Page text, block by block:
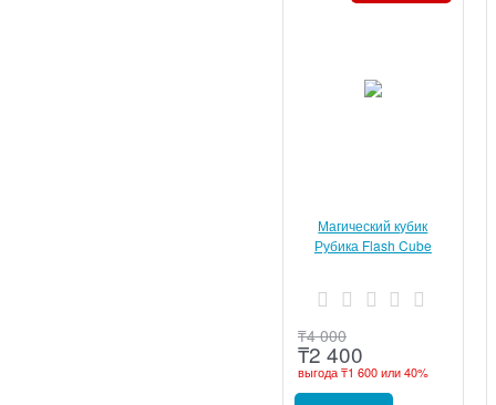
Магический кубик
Рубика Flash Cube
₸4 000
₸2 400
выгода₸1 600или40%